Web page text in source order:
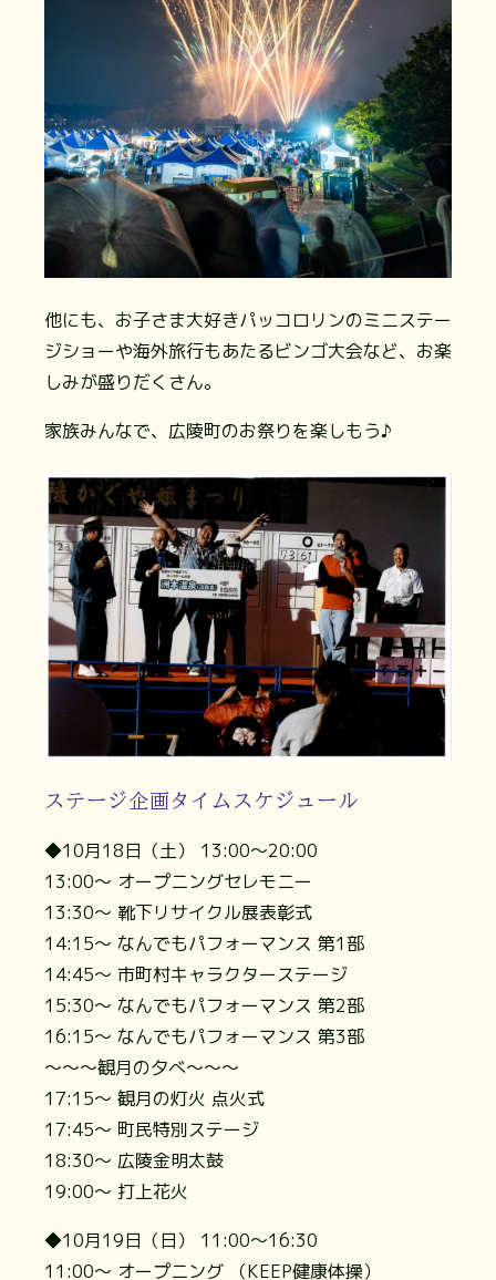
他にも、お子さま大好きパッコロリンのミニステー
ジショーや海外旅行もあたるビンゴ大会など、お楽
しみが盛りだくさん。
家族みんなで、広陵町のお祭りを楽しもう♪
ステージ企画タイムスケジュール
◆10月18日（土） 13:00～20:00
13:00～ オープニングセレモニー
13:30～ 靴下リサイクル展表彰式
14:15～ なんでもパフォーマンス 第1部
14:45～ 市町村キャラクターステージ
15:30～ なんでもパフォーマンス 第2部
16:15～ なんでもパフォーマンス 第3部
～～～観月の夕べ～～～
17:15～ 観月の灯火 点火式
17:45～ 町民特別ステージ
18:30～ 広陵金明太鼓
19:00～ 打上花火
◆10月19日（日） 11:00～16:30
11:00～ オープニング （KEEP健康体操）